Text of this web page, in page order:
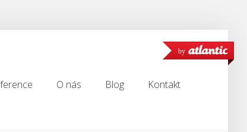
by
O nás
Blog
Kontakt